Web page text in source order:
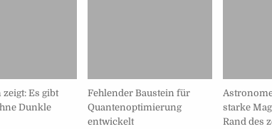
Es gibt
Dunkle
Fehlender Baustein für
Quantenoptimierung
entwickelt
starke
Rand des